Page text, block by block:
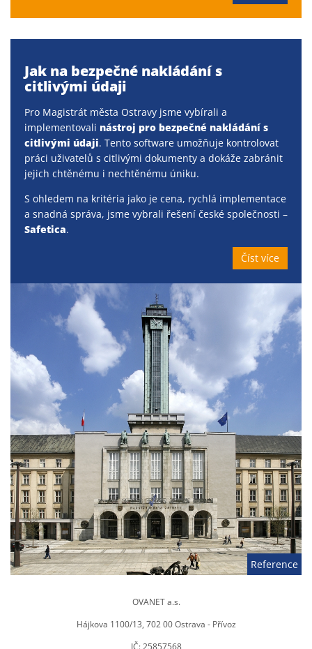
Jak na bezpečné nakládání s
citlivými údaji
Pro Magistrát města Ostravy jsme vybírali a
implementovali nástroj pro bezpečné nakládání s
citlivými údaji. Tento software umožňuje kontrolovat
práci uživatelů s citlivými dokumenty a dokáže zabránit
jejich chtěnému i nechtěnému úniku.
S ohledem na kritéria jako je cena, rychlá implementace
a snadná správa, jsme vybrali řešení české společnosti –
Safetica.
Číst více
Reference
OVANET a.s.
Hájkova 1100/13, 702 00 Ostrava - Přívoz
IČ: 25857568